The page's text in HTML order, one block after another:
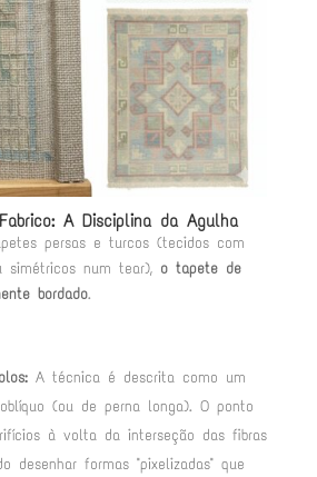
A Disciplina da Agulha
persas e turcos (tecidos com
simétricos num tear), o tapete de
bordado.
A técnica é descrita como um
(ou de perna longa). O ponto
à volta da interseção das fibras
desenhar formas "pixelizadas" que